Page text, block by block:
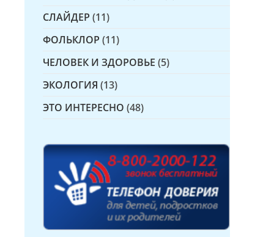
СЛАЙДЕР (11)
ФОЛЬКЛОР (11)
ЧЕЛОВЕК И ЗДОРОВЬЕ (5)
ЭКОЛОГИЯ (13)
ЭТО ИНТЕРЕСНО (48)